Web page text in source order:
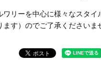
リーを中心に様々なスタイ
ます）のでご了承くださいま